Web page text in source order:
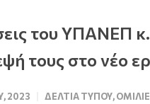
του ΥΠΑΝΕΠ
τους στο νέο
2023 ΔΕΛΤΊΑ ΤΎΠΟΥ,